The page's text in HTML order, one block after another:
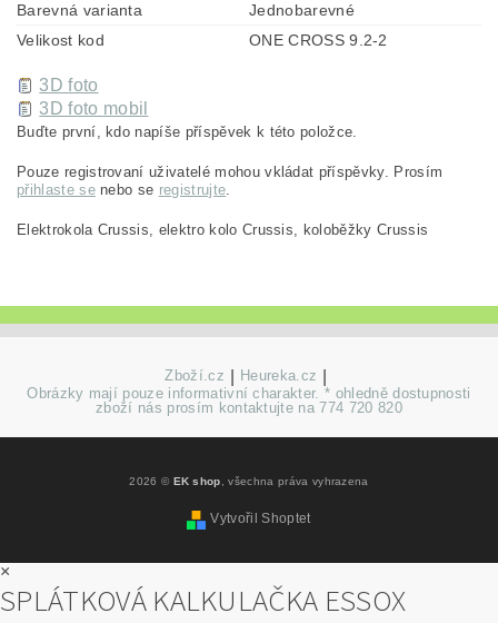
Barevná varianta
Jednobarevné
Velikost kod
ONE CROSS 9.2-2
3D foto
3D foto mobil
Buďte první, kdo napíše příspěvek k této položce.
Pouze registrovaní uživatelé mohou vkládat příspěvky. Prosím
přihlaste senebo se registrujte.
Elektrokola Crussis, elektro kolo Crussis, koloběžky Crussis
Zboží.cz Heureka.cz
Obrázky mají pouze informativní charakter. * ohledně dostupnosti
zboží nás prosím kontaktujte na 774 720 820
2026 © EK shop, všechna práva vyhrazena
Vytvořil Shoptet
×
SPLÁTKOVÁ KALKULAČKA ESSOX